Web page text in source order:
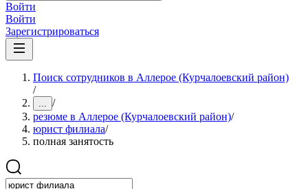
Войти
Войти
Зарегистрироваться
Поиск сотрудников в Аллерое (Курчалоевский район)
/
... /
резюме в Аллерое (Курчалоевский район)/
юрист филиала/
полная занятость